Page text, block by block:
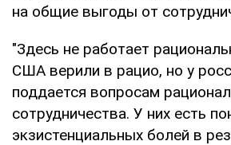
на общие выгоды от
"Здесь не работает
США верили в рацио, но у
поддается вопросам
сотрудничества. У них есть
экзистенциальных болей в